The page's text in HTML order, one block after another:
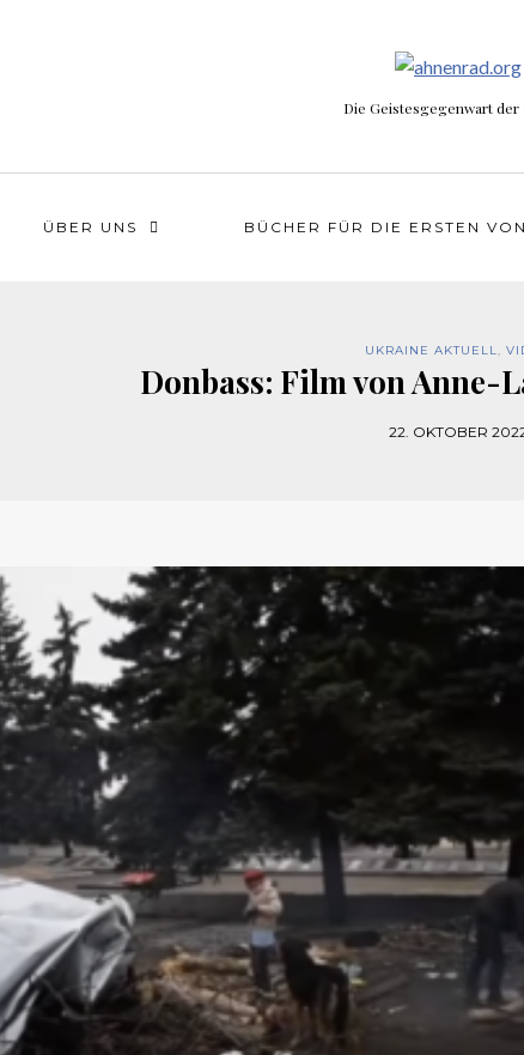
Die Geistesgegenwart der
ÜBER UNS BÜCHER FÜR DIE ERSTEN
UKRAINE AKTUELL,
Donbass: Film von Anne-
22. OKTOBER